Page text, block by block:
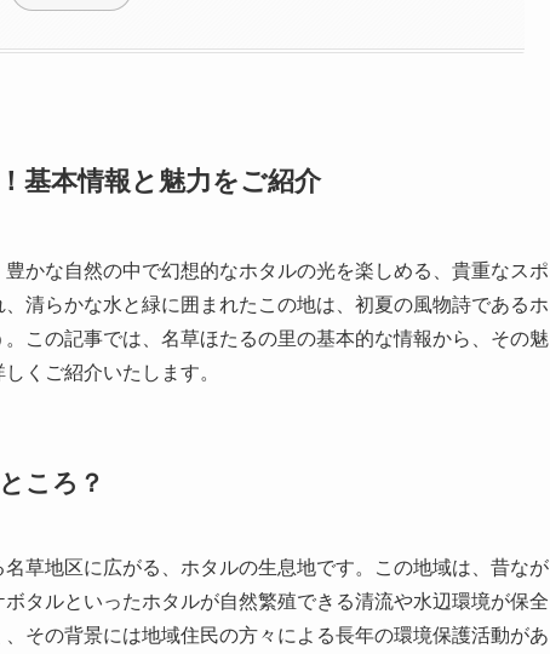
基本情報と魅力をご紹介
かな自然の中で幻想的なホタルの光を楽しめる、貴重なスポ
清らかな水と緑に囲まれたこの地は、初夏の風物詩であるホ
この記事では、名草ほたるの里の基本的な情報から、その魅
くご紹介いたします。
ころ？
草地区に広がる、ホタルの生息地です。この地域は、昔なが
タルといったホタルが自然繁殖できる清流や水辺環境が保全
その背景には地域住民の方々による長年の環境保護活動があ